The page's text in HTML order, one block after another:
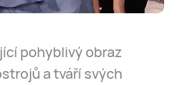
pohyblivý obraz
a tváří svých